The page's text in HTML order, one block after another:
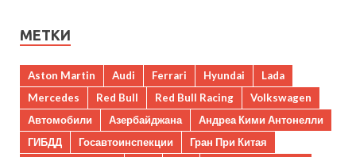
МЕТКИ
Aston Martin Audi Ferrari Hyundai
Lada
Mercedes
Red Bull Red Bull Racing
Volkswagen
Автомобили
Азербайджана
Андреа Кими Антонелли
ГИБДД
Госавтоинспекции
Гран При Китая